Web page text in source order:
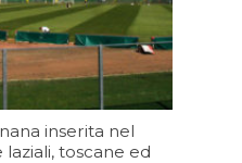
inserita nel
toscane ed